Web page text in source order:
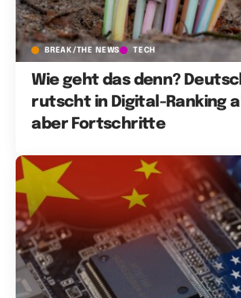
BREAK/THE NEWS TECH
Wie geht das denn?
rutscht in Digital-Ranking
aber Fortschritte